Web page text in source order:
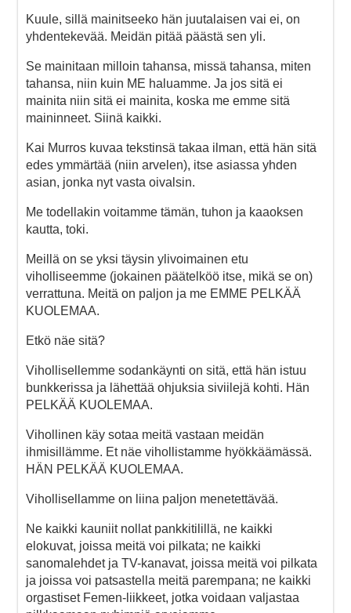
Kuule, sillä mainitseeko hän juutalaisen vai ei, on
yhdentekevää. Meidän pitää päästä sen yli.
Se mainitaan milloin tahansa, missä tahansa, miten
tahansa, niin kuin ME haluamme. Ja jos sitä ei
mainita niin sitä ei mainita, koska me emme sitä
maininneet. Siinä kaikki.
Kai Murros kuvaa tekstinsä takaa ilman, että hän sitä
edes ymmärtää (niin arvelen), itse asiassa yhden
asian, jonka nyt vasta oivalsin.
Me todellakin voitamme tämän, tuhon ja kaaoksen
kautta, toki.
Meillä on se yksi täysin ylivoimainen etu
viholliseemme (jokainen päätelköö itse, mikä se on)
verrattuna. Meitä on paljon ja me EMME PELKÄÄ
KUOLEMAA.
Etkö näe sitä?
Vihollisellemme sodankäynti on sitä, että hän istuu
bunkkerissa ja lähettää ohjuksia siviilejä kohti. Hän
PELKÄÄ KUOLEMAA.
Vihollinen käy sotaa meitä vastaan meidän
ihmisillämme. Et näe vihollistamme hyökkäämässä.
HÄN PELKÄÄ KUOLEMAA.
Vihollisellamme on liina paljon menetettävää.
Ne kaikki kauniit nollat pankkitilillä, ne kaikki
elokuvat, joissa meitä voi pilkata; ne kaikki
sanomalehdet ja TV-kanavat, joissa meitä voi pilkata
ja joissa voi patsastella meitä parempana; ne kaikki
orgastiset Femen-liikkeet, jotka voidaan valjastaa